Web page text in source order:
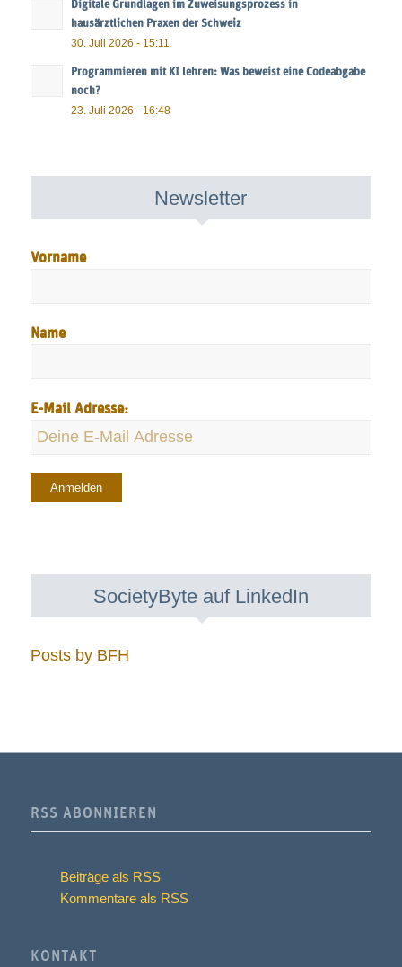
Digitale Grundlagen im Zuweisungsprozess in
hausärztlichen Praxen der Schweiz
30. Juli 2026 - 15:11
Programmieren mit KI lehren: Was beweist eine Codeabgabe
noch?
23. Juli 2026 - 16:48
Newsletter
Vorname
Name
E-Mail Adresse:
SocietyByte auf LinkedIn
Posts by BFH
RSS ABONNIEREN
Beiträge als RSS
Kommentare als RSS
KONTAKT